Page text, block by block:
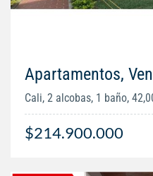
Apartamentos,
Cali, 2 alcobas, 1 baño,
$214.900.000